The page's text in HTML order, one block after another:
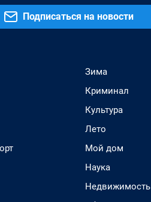
Подписаться на новости
Зима
Криминал
Культура
Лето
Мой дом
Наука
Недвижимость